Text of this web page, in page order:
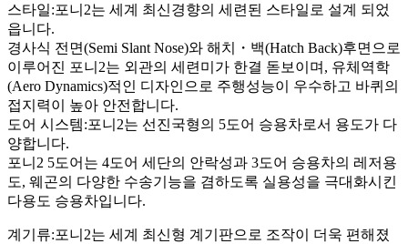
스타일:포니2는 세계 최신경향의 세련된 스타일로 설계 되었
읍니다.
경사식 전면(Semi Slant Nose)와 해치・백(Hatch Back)후면으로
이루어진 포니2는 외관의 세련미가 한결 돋보이며, 유체역학
(Aero Dynamics)적인 디자인으로 주행성능이 우수하고 바퀴의
접지력이 높아 안전합니다.
도어 시스템:포니2는 선진국형의 5도어 승용차로서 용도가 다
양합니다.
포니2 5도어는 4도어 세단의 안락성과 3도어 승용차의 레저용
도, 웨곤의 다양한 수송기능을 겸하도록 실용성을 극대화시킨
다용도 승용차입니다.
계기류:포니2는 세계 최신형 계기판으로 조작이 더욱 편해졌